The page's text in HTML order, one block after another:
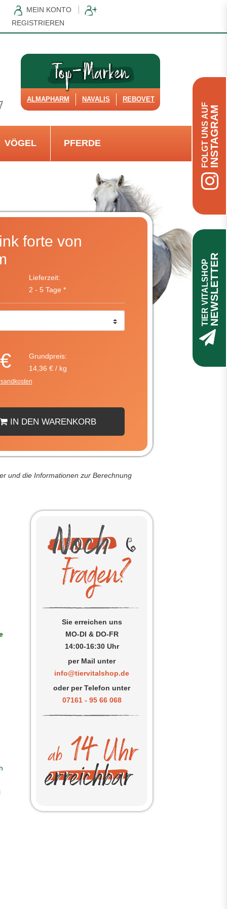
MEIN KONTO
REGISTRIEREN
ALMAPHARM NAVALIS REBOVET
VÖGEL PFERDE
forte von
Lieferzeit:
2 - 5 Tage *
Grundpreis:
14,36 € / kg
IN DEN WARENKORB
und die Informationen zur Berechnung
Sie erreichen uns
MO-DI & DO-FR
14:00-16:30 Uhr
per Mail unter
info@tiervitalshop.de
oder per Telefon unter
07161 - 95 66 068
FOLGT UNS AUFINSTAGRAM
TIER VITALSHOPNEWSLETTER